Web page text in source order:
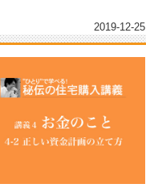
2019-12-25